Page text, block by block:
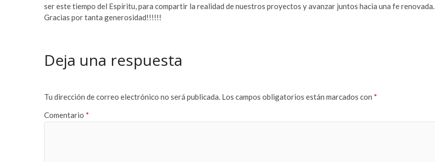
ser este tiempo del Espíritu, para compartir la realidad de nuestros proyectos y avanzar juntos hacia una fe renovada.
Gracias por tanta generosidad!!!!!!
Deja una respuesta
Tu dirección de correo electrónico no será publicada. Los campos obligatorios están marcados con *
Comentario *